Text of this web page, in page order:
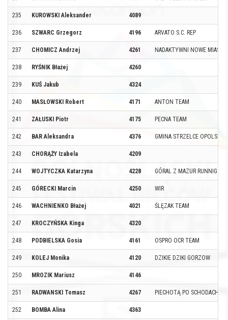
235 KUROWSKI Aleksander 4089
236 SZWARC Grzegorz 4196 ARVATO S.C. REP
237 CHOMICZ Andrzej 4261 NADAKTYWNI NOWE
238 RYŚNIK Błażej 4260
239 KUŚ Jakub 4324
240 MASŁOWSKI Robert 4171 ANTON TEAM
241 ZAŁUSKI Piotr 4175 PECNA TEAM
242 BAR Aleksandra 4376 GMINA STRZELCE OPOLSKIE
243 CHORĄŻY Izabela 4209
244 WOJTYCZKA Katarzyna 4228 GÓRAL Z MAZUR RUNNIG
245 GÓRECKI Marcin 4250 WIR
246 WACHNIENKO Błażej 4021 ŚLĘZAK TEAM
247 KROCZYŃSKA Kinga 4320
248 PODBIELSKA Gosia 4161 OSPRO OCR TEAM
249 KOLEJ Monika 4120 DZIKIE DZIKI GORZOW
250 MROZIK Mariusz 4146
251 RADWANSKI Tomasz 4267 PIECHOTĄ PO SCHODACH
252 BOMBA Alina 4363